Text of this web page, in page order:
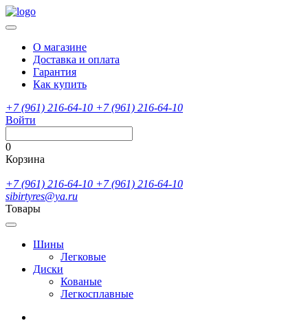
О магазине
Доставка и оплата
Гарантия
Как купить
+7 (961) 216-64-10 +7 (961) 216-64-10
Войти
0
Корзина
+7 (961) 216-64-10 +7 (961) 216-64-10
sibirtyres@ya.ru
Товары
Шины
Легковые
Диски
Кованые
Легкосплавные